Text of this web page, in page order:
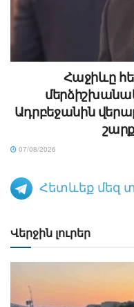
Հաջիևը
Ադրբեջանին
07/08/2026
Հետևեք մեզ
Վերջին լուրեր